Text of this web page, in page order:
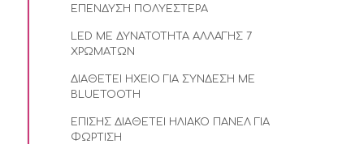
ΕΠΕΝΔΥΣΗ ΠΟΛΥΕΣΤΕΡΑ
LED ΜΕ ΔΥΝΑΤΟΤΗΤΑ ΑΛΛΑΓΗΣ 7
ΧΡΩΜΑΤΩΝ
ΔΙΑΘΕΤΕΙ ΗΧΕΙΟ ΓΙΑ ΣΥΝΔΕΣΗ ΜΕ
BLUETOOTH
ΕΠΙΣΗΣ ΔΙΑΘΕΤΕΙ ΗΛΙΑΚΟ ΠΑΝΕΛ ΓΙΑ
ΦΩΡΤΙΣΗ